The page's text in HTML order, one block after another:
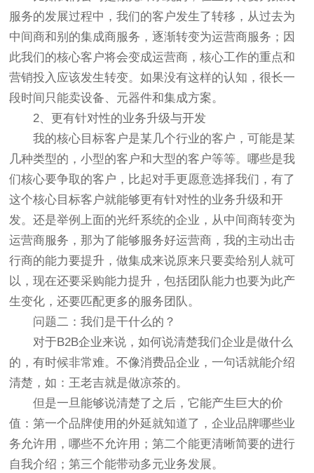
服务的发展过程中，我们的客户发生了转移，从过去为
中间商和别的集成商服务，逐渐转变为运营商服务；因
此我们的核心客户将会变成运营商，核心工作的重点和
营销投入应该发生转变。如果没有这样的认知，很长一
段时间只能卖设备、元器件和集成方案。
2、更有针对性的业务升级与开发
我的核心目标客户是某几个行业的客户，可能是某
几种类型的，小型的客户和大型的客户等等。哪些是我
们核心要争取的客户，比起对手更愿意选择我们，有了
这个核心目标客户就能够更有针对性的业务升级和开
发。还是举例上面的光纤系统的企业，从中间商转变为
运营商服务，那为了能够服务好运营商，我的主动出击
行商的能力要提升，做集成来说原来只要卖给别人就可
以，现在还要采购能力提升，包括团队能力也要为此产
生变化，还要匹配更多的服务团队。
问题二：我们是干什么的？
对于B2B企业来说，如何说清楚我们企业是做什么
的，有时候非常难。不像消费品企业，一句话就能介绍
清楚，如：王老吉就是做凉茶的。
但是一旦能够说清楚了之后，它能产生巨大的价
值：第一个品牌使用的外延就知道了，企业品牌哪些业
务允许用，哪些不允许用；第二个能更清晰简要的进行
自我介绍；第三个能带动多元业务发展。